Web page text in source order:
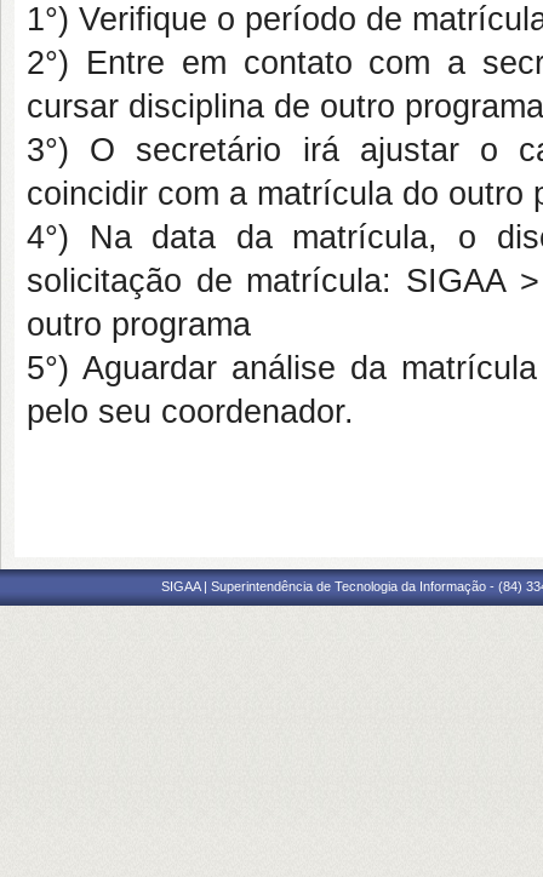
1°) Verifique o período de
2°) Entre em contato com a
cursar disciplina de outro
3°) O secretário irá ajustar o
coincidir com a matrícula do outro
4°) Na data da matrícula, o
solicitação de matrícula: SIGAA
outro programa
5°) Aguardar análise da
pelo seu coordenador.
SIGAA | Superintendência de Tecnologia da Informação - (84)